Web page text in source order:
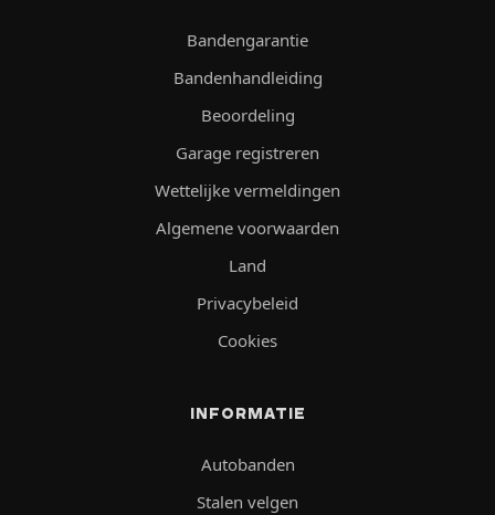
Bandengarantie
Bandenhandleiding
Beoordeling
Garage registreren
Wettelijke vermeldingen
Algemene voorwaarden
Land
Privacybeleid
Cookies
INFORMATIE
Autobanden
Stalen velgen